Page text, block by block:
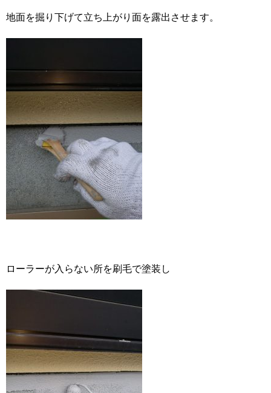
地面を掘り下げて立ち上がり面を露出させます。
ローラーが入らない所を刷毛で塗装し